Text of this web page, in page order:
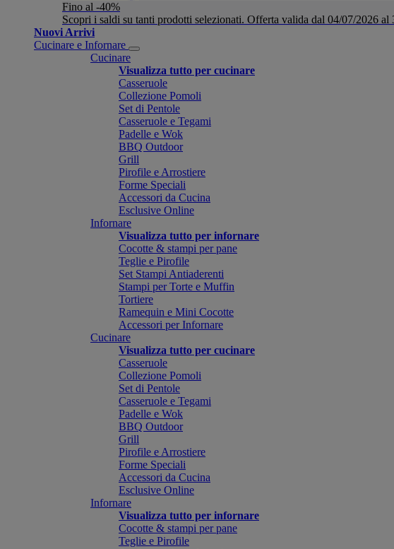
Fino al -40%
Scopri i saldi su tanti prodotti selezionati. Offerta valida dal 04/07/2026 al
Nuovi Arrivi
Cucinare e Infornare
Cucinare
Visualizza tutto per cucinare
Casseruole
Collezione Pomoli
Set di Pentole
Casseruole e Tegami
Padelle e Wok
BBQ Outdoor
Grill
Pirofile e Arrostiere
Forme Speciali
Accessori da Cucina
Esclusive Online
Infornare
Visualizza tutto per infornare
Cocotte & stampi per pane
Teglie e Pirofile
Set Stampi Antiaderenti
Stampi per Torte e Muffin
Tortiere
Ramequin e Mini Cocotte
Accessori per Infornare
Cucinare
Visualizza tutto per cucinare
Casseruole
Collezione Pomoli
Set di Pentole
Casseruole e Tegami
Padelle e Wok
BBQ Outdoor
Grill
Pirofile e Arrostiere
Forme Speciali
Accessori da Cucina
Esclusive Online
Infornare
Visualizza tutto per infornare
Cocotte & stampi per pane
Teglie e Pirofile